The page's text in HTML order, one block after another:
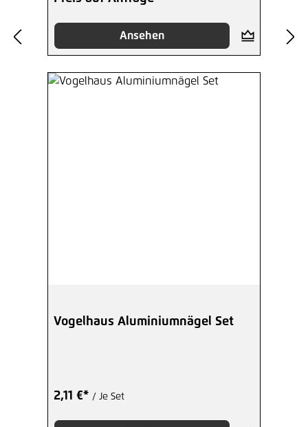
Ansehen
Vogelhaus Aluminiumnägel Set
2,11 €* / Je Set